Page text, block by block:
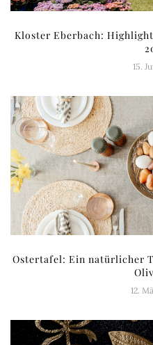
Kloster Eberbach:
15.
Ostertafel: Ein natürlicher
12.